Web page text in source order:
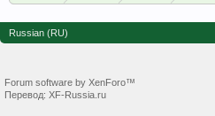
Russian (RU)
Forum software by XenForo™
Перевод: XF-Russia.ru